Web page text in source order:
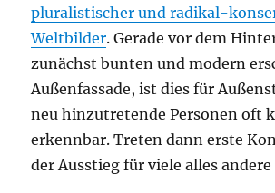
pluralistischer und radikal-
Weltbilder. Gerade vor dem
zunächst bunten und modern
Außenfassade, ist dies für
neu hinzutretende Personen oft
erkennbar. Treten dann erste
der Ausstieg für viele alles